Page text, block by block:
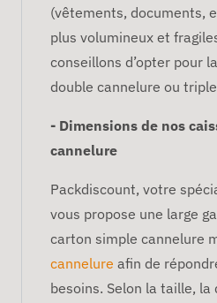
(vêtements, documents,
plus volumineux et
conseillons d’opter pour
double cannelure ou
- Dimensions de nos
cannelure
Packdiscount, votre
vous propose une large
carton simple cannelure
cannelure afin de
besoins. Selon la taille,